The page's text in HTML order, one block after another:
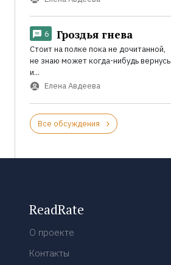
6 Гроздья гнева
Стоит на полке пока не дочитанной,
не знаю может когда-нибудь вернусь
и...
Елена Авдеева
Все обсуждения
ReadRate
О проекте
Контакты